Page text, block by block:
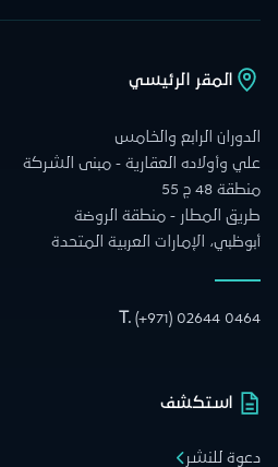
المقر الرئيسي
الدوران الرابع والخامس
علي وأولاده العقارية - مبنى الشركة
منطقة 48 ج 55
طريق المطار - منطقة الروضة
أبوظبي، الإمارات العربية المتحدة
T. (+971) 02644 0464
استكشف
دعوة للنشر